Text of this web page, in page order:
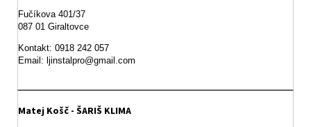
Fučíkova 401/37
087 01 Giraltovce
Kontakt: 0918 242 057
Email: ljinstalpro@gmail.com
Matej Košč - ŠARIŠ KLIMA